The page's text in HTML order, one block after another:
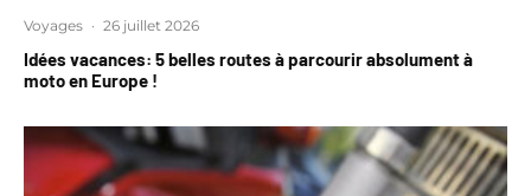
Voyages · 26 juillet 2026
Idées vacances: 5 belles routes à parcourir absolument à
moto en Europe !